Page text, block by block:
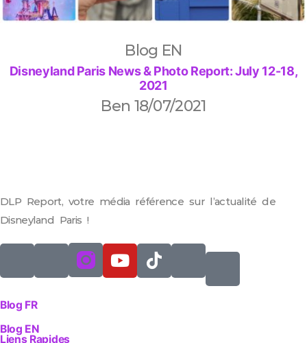
Blog EN
Disneyland Paris News & Photo Report: July 12-18,
2021
Ben 18/07/2021
DLP Report, votre média référence sur l’actualité de
Disneyland Paris !
Blog FR
Blog EN
Liens Rapides